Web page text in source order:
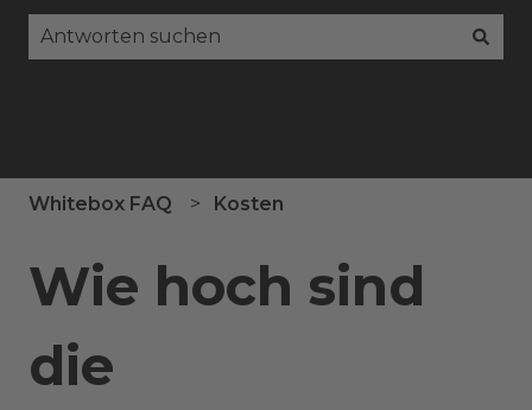
Whitebox FAQ Kosten
Wie hoch sind
die